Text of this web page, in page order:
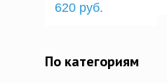
620 руб.
По категориям